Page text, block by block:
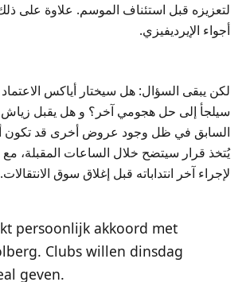
لتعزيزه قبل استئناف الموسم. علاوة على
أجواء الإيرديفيزي.
لكن يبقى السؤال: هل سيختار أياكس
سيلجأ إلى حل هجومي آخر؟ و هل يقبل
السابق في ظل وجود عروض أخرى قد تكون
يُتخذ قرار سيتضح خلال الساعات المقبلة،
لإجراء آخر انتداباته قبل إغلاق سوق الانتقالات.
persoonlijk akkoord met
Clubs willen dinsdag
geven.